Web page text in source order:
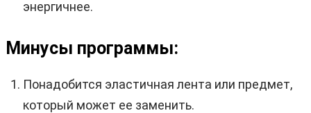
энергичнее.
Минусы программы:
Понадобится эластичная лента или предмет,
который может ее заменить.